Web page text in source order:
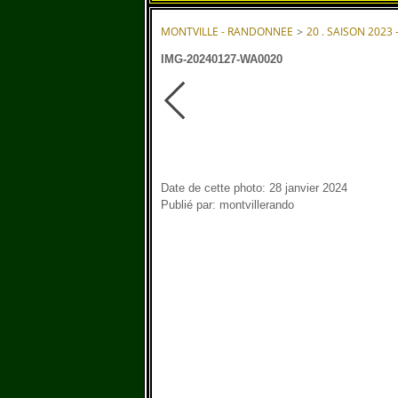
MONTVILLE - RANDONNEE > 20 . SAISON 2023
IMG-20240127-WA0020
Date de cette photo: 28 janvier 2024
Publié par: montvillerando